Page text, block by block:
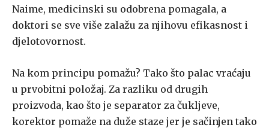
Naime, medicinski su odobrena pomagala, a
doktori se sve više zalažu za njihovu efikasnost i
djelotovornost.
Na kom principu pomažu? Tako što palac vraćaju
u prvobitni položaj. Za razliku od drugih
proizvoda, kao što je separator za čukljeve,
korektor pomaže na duže staze jer je sačinjen tako